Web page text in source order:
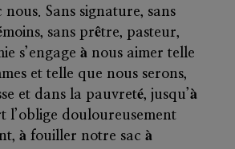
Sans signature, sans
sans prêtre, pasteur,
s’engage à nous aimer telle
et telle que nous serons,
et dans la pauvreté, jusqu’à
l’oblige douloureusement
à fouiller notre sac à